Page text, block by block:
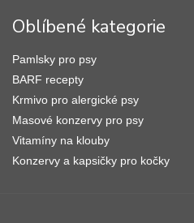
Oblíbené kategorie
Pamlsky pro psy
BARF recepty
Krmivo pro alergické psy
Masové konzervy pro psy
Vitamíny na klouby
Konzervy a kapsičky pro kočky